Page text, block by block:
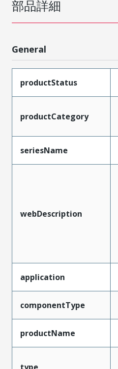
部品詳細
General
productStatus
productCategory
seriesName
webDescription
application
componentType
productName